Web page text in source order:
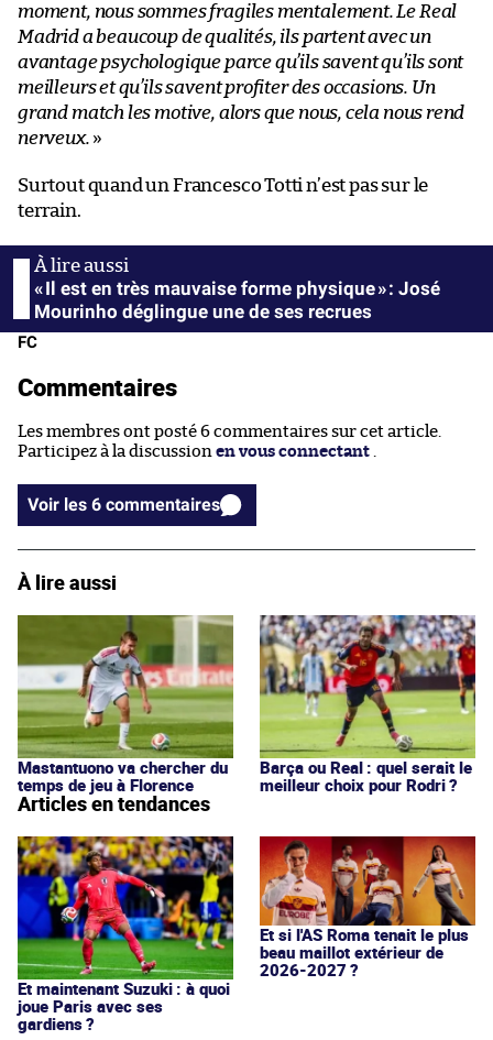
moment, nous sommes fragiles mentalement. Le Real
Madrid a beaucoup de qualités, ils partent avec un
avantage psychologique parce qu’ils savent qu’ils sont
meilleurs et qu’ils savent profiter des occasions. Un
grand match les motive, alors que nous, cela nous rend
nerveux. »
Surtout quand un Francesco Totti n’est pas sur le
terrain.
« Il est en très mauvaise forme physique » : José
Mourinho déglingue une de ses recrues
FC
Commentaires
Les membres ont posté 6 commentaires sur cet article.
Participez à la discussion en vous connectant
Voir les 6 commentaires
À lire aussi
Mastantuono va chercher du
temps de jeu à Florence
Barça ou Real : quel serait le
meilleur choix pour Rodri ?
Articles en tendances
Et maintenant Suzuki : à quoi
joue Paris avec ses
gardiens ?
Et si l'AS Roma tenait le plus
beau maillot extérieur de
2026-2027 ?